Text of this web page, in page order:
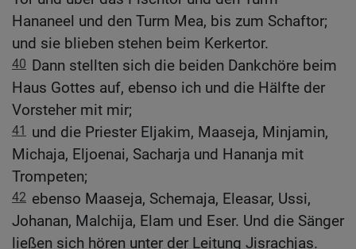
Hananeel und den Turm Mea, bis zum Schaftor;
und sie blieben stehen beim Kerkertor.
40 Dann stellten sich die beiden Dankchöre beim
Haus Gottes auf, ebenso ich und die Hälfte der
Vorsteher mit mir;
41
und die Priester Eljakim, Maaseja, Minjamin,
Michaja, Eljoenai, Sacharja und Hananja mit
Trompeten;
42 ebenso Maaseja, Schemaja, Eleasar, Ussi,
Johanan, Malchija, Elam und Eser. Und die Sänger
ließen sich hören unter der Leitung Jisrachjas.